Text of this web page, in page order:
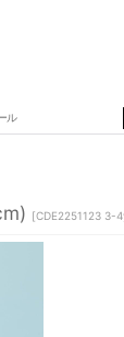
ル
[CDE2251123 3-